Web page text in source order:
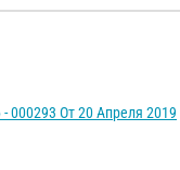
000293 От 20 Апреля 2019